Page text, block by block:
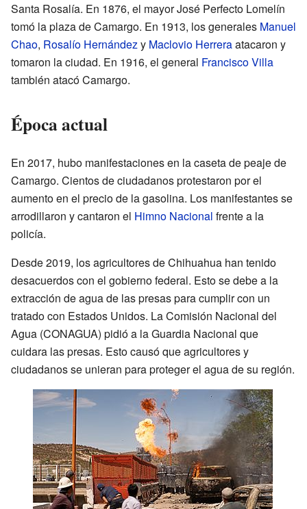
Santa Rosalía. En 1876, el mayor José Perfecto Lomelín
tomó la plaza de Camargo. En 1913, los generales Manuel
Chao, Rosalío Hernándezy Maclovio Herreraatacaron y
tomaron la ciudad. En 1916, el general Francisco Villa
también atacó Camargo.
Época actual
En 2017, hubo manifestaciones en la caseta de peaje de
Camargo. Cientos de ciudadanos protestaron por el
aumento en el precio de la gasolina. Los manifestantes se
arrodillaron y cantaron el Himno Nacional frente a la
policía.
Desde 2019, los agricultores de Chihuahua han tenido
desacuerdos con el gobierno federal. Esto se debe a la
extracción de agua de las presas para cumplir con un
tratado con Estados Unidos. La Comisión Nacional del
Agua (CONAGUA) pidió a la Guardia Nacional que
cuidara las presas. Esto causó que agricultores y
ciudadanos se unieran para proteger el agua de su región.